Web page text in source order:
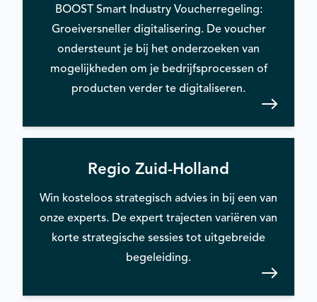
BOOST Smart Industry Voucherregeling:
Groeiversneller digitalisering. De voucher
ondersteunt je bij het onderzoeken van
mogelijkheden om je bedrijfsprocessen of
producten verder te digitaliseren.
Regio Zuid-Holland
Win kosteloos strategisch advies in bij een van
onze experts. De expert trajecten variëren van
korte strategische sessies tot uitgebreide
begeleiding.